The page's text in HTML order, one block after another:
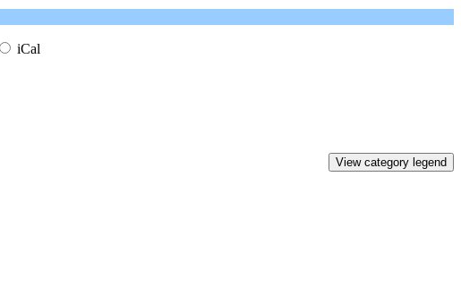
iCal
View category legend